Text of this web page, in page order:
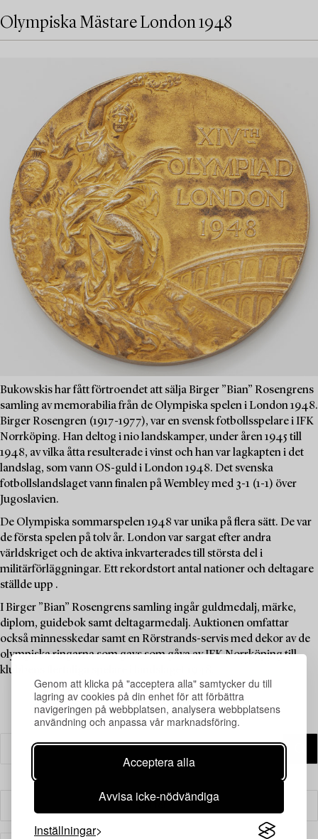
Genom att klicka på "acceptera alla" samtycker du till
lagring av cookies på din enhet för att förbättra
navigeringen på webbplatsen, analysera webbplatsens
användning och anpassa vår marknadsföring.
Acceptera alla
Avvisa icke-nödvändiga
Inställningar
Olympiska Mästare London 1948
Bukowskis har fått förtroendet att sälja Birger ”Bian” Rosengrens
samling av memorabilia från de Olympiska spelen i London 1948.
Birger Rosengren (1917-1977), var en svensk fotbollsspelare i IFK
Norrköping. Han deltog i nio landskamper, under åren 1945 till
1948, av vilka åtta resulterade i vinst och han var lagkapten i det
landslag, som vann OS-guld i London 1948. Det svenska
fotbollslandslaget vann finalen på Wembley med 3-1 (1-1) över
Jugoslavien.
De Olympiska sommarspelen 1948 var unika på flera sätt. De var
de första spelen på tolv år. London var sargat efter andra
världskriget och de aktiva inkvarterades till största del i
militärförläggningar. Ett rekordstort antal nationer och deltagare
ställde upp .
I Birger ”Bian” Rosengrens samling ingår guldmedalj, märke,
diplom, guidebok samt deltagarmedalj. Auktionen omfattar
också minnesskedar samt en Rörstrands-servis med dekor av de
olympiska ringarna som gavs som gåva av IFK Norrköping till
klubbens flertaliga spelare i landslaget 1948.